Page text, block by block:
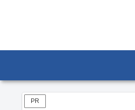
PR